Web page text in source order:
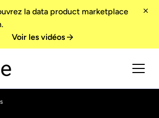
la data product marketplace
Voir les vidéos